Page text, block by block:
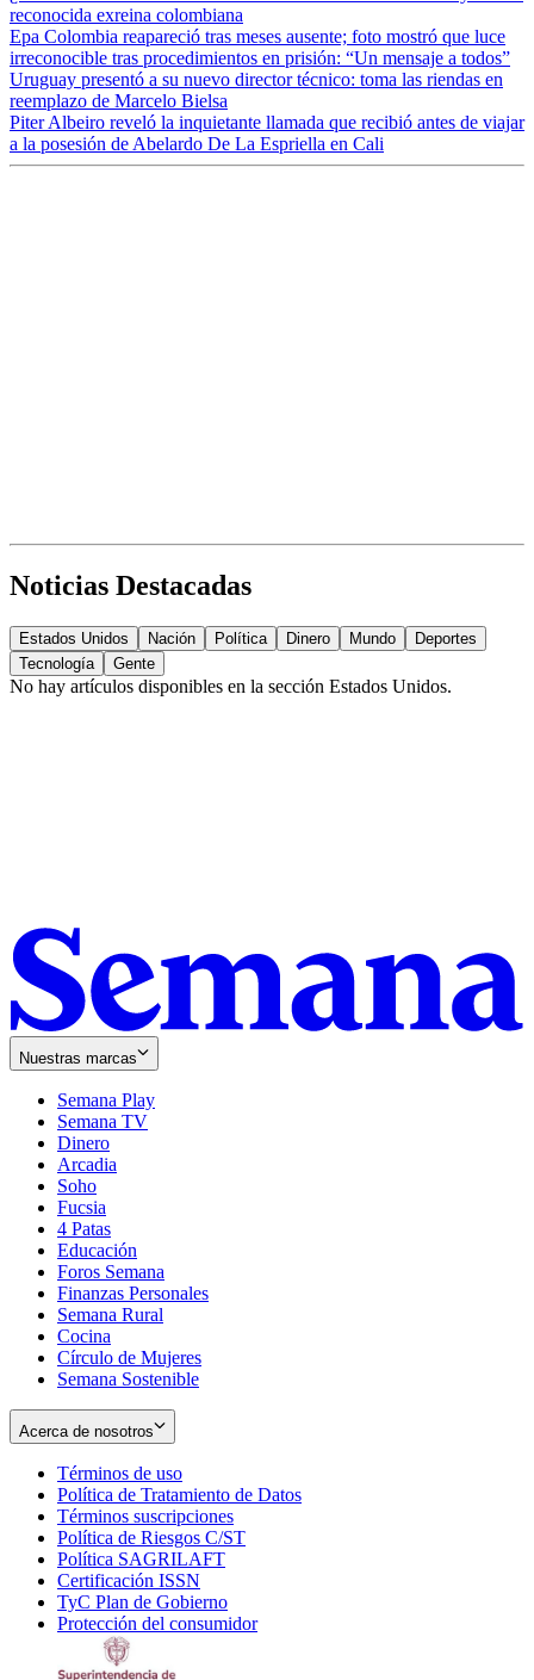
reconocida exreina colombiana
Epa Colombia reapareció tras meses ausente; foto mostró que luce
irreconocible tras procedimientos en prisión: “Un mensaje a todos”
Uruguay presentó a su nuevo director técnico: toma las riendas en
reemplazo de Marcelo Bielsa
Piter Albeiro reveló la inquietante llamada que recibió antes de viajar
a la posesión de Abelardo De La Espriella en Cali
Noticias Destacadas
Estados Unidos Nación Política Dinero Mundo
Deportes
Tecnología
Gente
No hay artículos disponibles en la sección Estados Unidos.
Nuestras marcas
Semana Play
Semana TV
Dinero
Arcadia
Soho
in
new
window
Fucsia
in
new
window
4 Patas
Educación
Foros Semana
Finanzas Personales
Semana Rural
Cocina
Círculo de Mujeres
Semana Sostenible
Acerca de nosotros
Términos de uso
in
new
window
Política de Tratamiento de Datos
Términos suscripciones
in
Política de Riesgos C/ST
Política SAGRILAFT
new
window
Certificación ISSN
in
new
TyC Plan de Gobierno
in
Protección del consumidorOpens